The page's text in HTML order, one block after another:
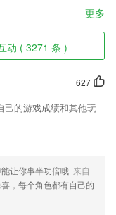
更多
动 ( 3271 条 )
627
己的游戏成绩和其他玩
让你事半功倍哦 来自
，每个角色都有自己的